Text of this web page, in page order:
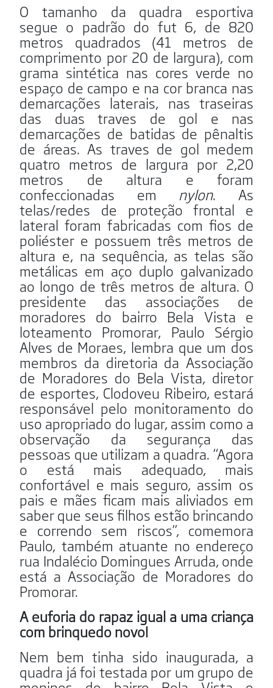
O tamanho da quadra esportiva
segue o padrão do fut 6, de 820
metros quadrados (41 metros de
comprimento por 20 de largura), com
grama sintética nas cores verde no
espaço de campo e na cor branca nas
demarcações laterais, nas traseiras
das duas traves de gol e nas
demarcações de batidas de pênaltis
de áreas. As traves de gol medem
quatro metros de largura por 2,20
metros de altura e foram
confeccionadas em nylon. As
telas/redes de proteção frontal e
lateral foram fabricadas com fios de
poliéster e possuem três metros de
altura e, na sequência, as telas são
metálicas em aço duplo galvanizado
ao longo de três metros de altura. O
presidente das associações de
moradores do bairro Bela Vista e
loteamento Promorar, Paulo Sérgio
Alves de Moraes, lembra que um dos
membros da diretoria da Associação
de Moradores do Bela Vista, diretor
de esportes, Clodoveu Ribeiro, estará
responsável pelo monitoramento do
uso apropriado do lugar, assim como a
observação da segurança das
pessoas que utilizam a quadra. “Agora
o está mais adequado, mais
confortável e mais seguro, assim os
pais e mães ficam mais aliviados em
saber que seus filhos estão brincando
e correndo sem riscos”, comemora
Paulo, também atuante no endereço
rua Indalécio Domingues Arruda, onde
está a Associação de Moradores do
Promorar.
A euforia do rapaz igual a uma criança
com brinquedo novo!
Nem bem tinha sido inaugurada, a
quadra já foi testada por um grupo de